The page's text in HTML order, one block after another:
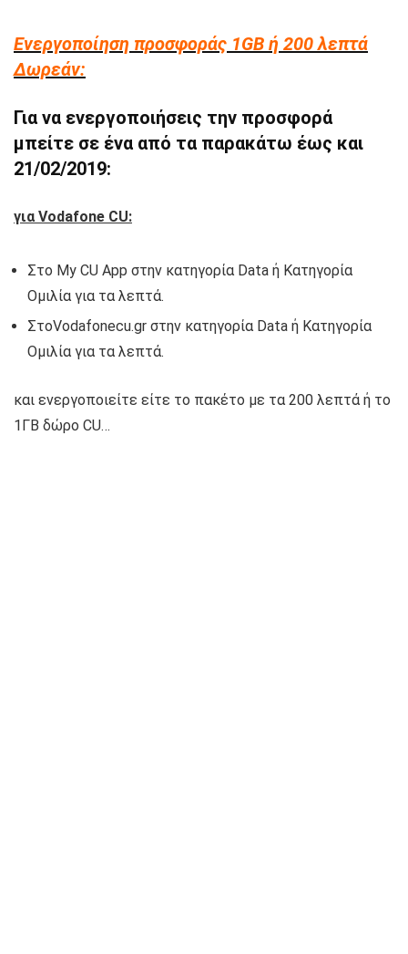
Ενεργοποίηση προσφοράς 1GB ή 200 λεπτά
Δωρεάν:
Για να ενεργοποιήσεις την προσφορά
μπείτε σε ένα από τα παρακάτω έως και
21/02/2019:
για Vodafone CU:
Στο My CU App στην κατηγορία Data ή Κατηγορία
Ομιλία για τα λεπτά.
ΣτοVodafonecu.gr στην κατηγορία Data ή Κατηγορία
Ομιλία για τα λεπτά.
και ενεργοποιείτε είτε το πακέτο με τα 200 λεπτά ή το
1ΓΒ δώρο CU…